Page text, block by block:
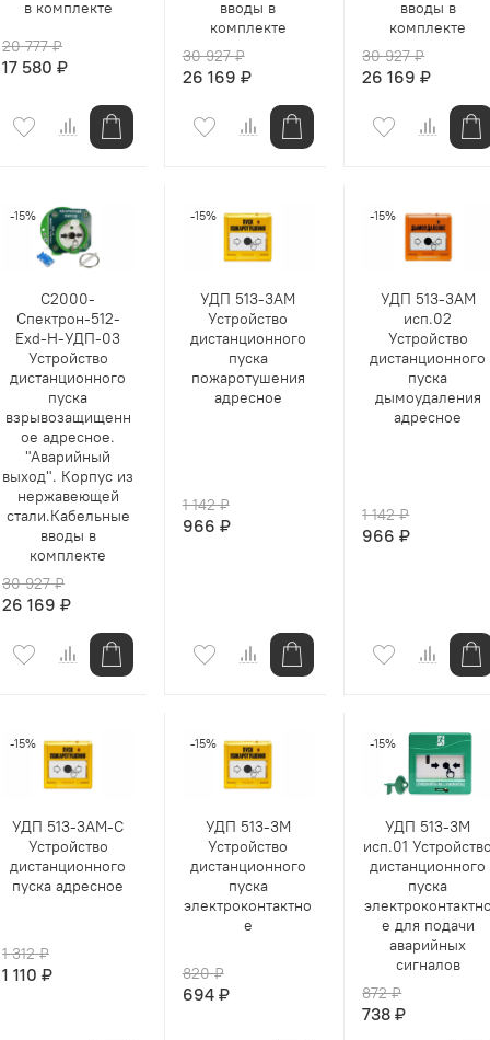
в комплекте
20 777 ₽
17 580 ₽
вводы в
комплекте
30 927 ₽
26 169 ₽
вводы в
комплекте
30 927 ₽
26 169 ₽
-15%
С2000-
Спектрон-512-
Exd-Н-УДП-03
Устройство
дистанционного
пуска
взрывозащищенн
ое адресное.
"Аварийный
выход". Корпус из
нержавеющей
стали.Кабельные
вводы в
комплекте
30 927 ₽
26 169 ₽
-15%
УДП 513-3АМ
Устройство
дистанционного
пуска
пожаротушения
адресное
1 142 ₽
966 ₽
-15%
УДП 513-3АМ
исп.02
Устройство
дистанционного
пуска
дымоудаления
адресное
1 142 ₽
966 ₽
-15%
УДП 513-3АМ-С
Устройство
дистанционного
пуска адресное
1 312 ₽
1 110 ₽
-15%
УДП 513-3М
Устройство
дистанционного
пуска
электроконтактно
е
820 ₽
694 ₽
-15%
УДП 513-3М
исп.01
дистанционного
пуска
е для подачи
аварийных
сигналов
872 ₽
738 ₽